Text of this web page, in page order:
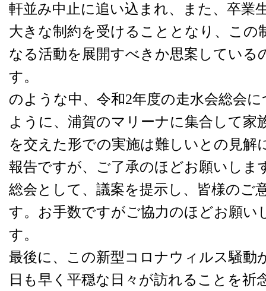
軒並み中止に追い込まれ、また、卒業
大きな制約を受けることとなり、この
なる活動を展開すべきか思案している
す。
のような中、令和2年度の走水会総会
ように、浦賀のマリーナに集合して家
を交えた形での実施は難しいとの見解
報告ですが、ご了承のほどお願いしま
総会として、議案を提示し、皆様のご
す。お手数ですがご協力のほどお願い
最後に、この新型コロナウィルス騒動
日も早く平穏な日々が訪れることを祈